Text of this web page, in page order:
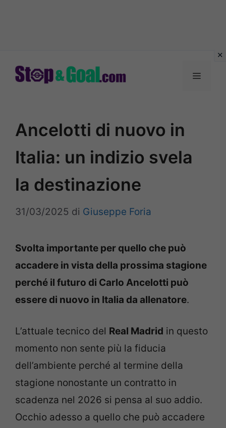
Menu
Ancelotti di nuovo in
Italia: un indizio svela
la destinazione
31/03/2025 di Giuseppe Foria
Svolta importante per quello che può
accadere in vista della prossima stagione
perché il futuro di Carlo Ancelotti può
essere di nuovo in Italia da allenatore.
L’attuale tecnico del Real Madrid in questo
momento non sente più la fiducia
dell’ambiente perché al termine della
stagione nonostante un contratto in
scadenza nel 2026 si pensa al suo addio.
Occhio adesso a quello che può accadere